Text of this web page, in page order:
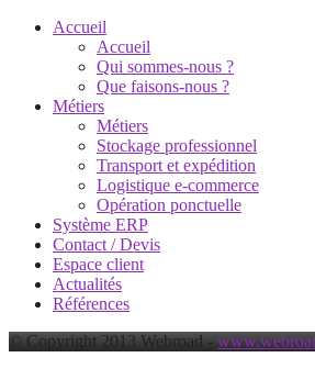
Accueil
Accueil
Qui sommes-nous ?
Que faisons-nous ?
Métiers
Métiers
Stockage professionnel
Transport et expédition
Logistique e-commerce
Opération ponctuelle
Système ERP
Contact / Devis
Espace client
Actualités
Références
© Copyright 2013 Webroad -